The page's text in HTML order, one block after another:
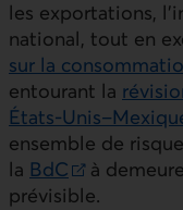
les exportations,
national, tout en
sur la
Lien externe au
entourant la
Lien externe au
ensemble de
la BdC
Lien externe au site.
à
prévisible.